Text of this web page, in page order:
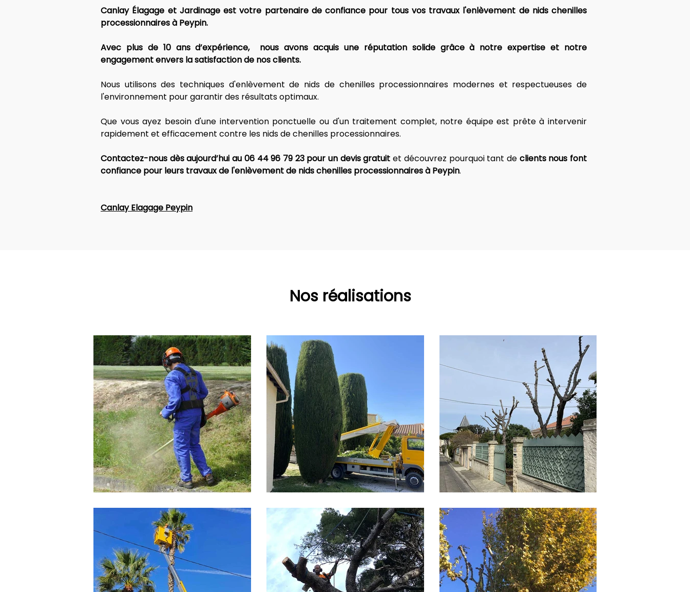
Canlay Élagage et Jardinage est votre partenaire de confiance pour tous vos travaux l'enlèvement de nids chenilles
processionnaires à Peypin.
Avec plus de 10 ans d’expérience,  nous avons acquis une réputation solide grâce à notre expertise et notre
engagement envers la satisfaction de nos clients.
Nous utilisons des techniques d'enlèvement de nids de chenilles processionnaires modernes et respectueuses de
l'environnement pour garantir des résultats optimaux.
Que vous ayez besoin d'une intervention ponctuelle ou d'un traitement complet, notre équipe est prête à intervenir
rapidement et efficacement contre les nids de chenilles processionnaires.
Contactez-nous dès aujourd’hui au 06 44 96 79 23 pour un devis gratuit et découvrez pourquoi tant de clients nous font
confiance pour leurs travaux de l'enlèvement de nids chenilles processionnaires à Peypin.
Canlay Elagage Peypin
Nos réalisations